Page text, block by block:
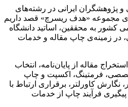
و پژوهشگران ایرانی در رشته‌های
مجموعه «هدف ریسرچ» قصد داریم
کشور به محققین، اساتید دانشگاه
در زمینه‌ی چاپ مقاله و خدمات
مقاله از پایان‌نامه، انتخاب
فرمتینگ، اکسپت و چاپ
نگارش کاورلتر، برقراری ارتباط با
فرآیند چاپ از خدمات